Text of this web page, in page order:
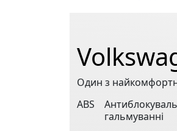
Один з
ABS
гальмуванні